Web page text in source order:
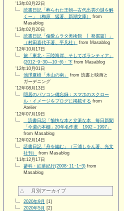
'13年03月22日
読書日記「葬られた王朝―古代出雲の謎を解
くー」（梅原 猛著、新潮文庫）
from
Masablog
'13年02月20日
読書日記「偏愛ムラタ美術館 〚発掘篇〙」
（村田喜代子著、平凡社）
from Masablog
'12年10月17日
旅「東北・三陸海岸、そしてボランティア」
(2012･9･30―10･6)・下 from Masablog
'12年10月01日
池澤夏樹「氷山の南」
from 読書と映画と
ガーデニング
'12年08月13日
隠居のパソコン備忘録：スマホのスクロー
ル・イメージをブログに掲載する from
Atelier
'12年07月19日
読書日記「愉快な本と立派な本 毎日新聞
「今週の本棚」20年名作選 1992－1997」
from Masablog
'12年02月14日
読書日記「舟を編む」（三浦しをん著、光文
社刊）
from Masablog
'11年12月17日
蓼科・紅葉紀行(2008･11･1~3) from
Masablog
△ 月別アーカイブ
2020年9月 [1]
2020年5月 [2]